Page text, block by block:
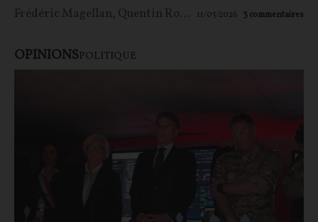
Frédéric Magellan, Quentin Rousseau 11/05/2026 3 commentaires
OPINIONSPOLITIQUE